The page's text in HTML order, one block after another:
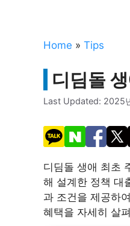
Home » Tips
디딤돌
Last Updated: 2025
디딤돌 생애 최초
해 설계한 정책 대
과 조건을 제공하
혜택을 자세히 살